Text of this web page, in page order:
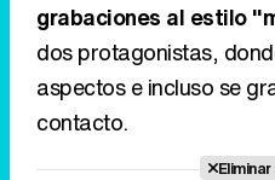
grabaciones al estilo
dos protagonistas,
aspectos e incluso se
contacto.